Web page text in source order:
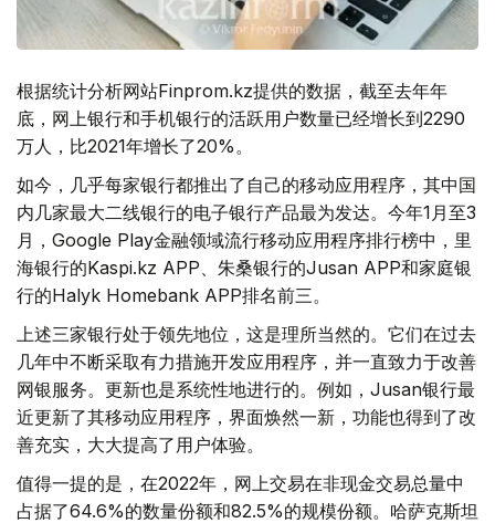
根据统计分析网站Finprom.kz提供的数据，截至去年年
底，网上银行和手机银行的活跃用户数量已经增长到2290
万人，比2021年增长了20%。
如今，几乎每家银行都推出了自己的移动应用程序，其中国
内几家最大二线银行的电子银行产品最为发达。今年1月至3
月，Google Play金融领域流行移动应用程序排行榜中，里
海银行的Kaspi.kz APP、朱桑银行的Jusan APP和家庭银
行的Halyk Homebank APP排名前三。
上述三家银行处于领先地位，这是理所当然的。它们在过去
几年中不断采取有力措施开发应用程序，并一直致力于改善
网银服务。更新也是系统性地进行的。例如，Jusan银行最
近更新了其移动应用程序，界面焕然一新，功能也得到了改
善充实，大大提高了用户体验。
值得一提的是，在2022年，网上交易在非现金交易总量中
占据了64.6%的数量份额和82.5%的规模份额。哈萨克斯坦